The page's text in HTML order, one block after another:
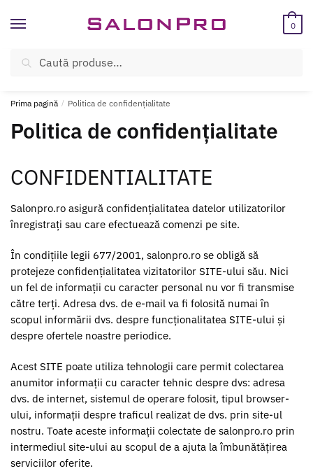
Caută
Caută
0
ÎNREGISTREAZĂ-TE SI BENEFICIEAZĂ DE CADOURI ȘI REDUCERI
Prima pagină / Politica de confidențialitate
Politica de confidențialitate
CONFIDENTIALITATE
Salonpro.ro asigură confidențialitatea datelor utilizatorilor
înregistrați sau care efectuează comenzi pe site.
În condițiile legii 677/2001, salonpro.ro se obligă să
protejeze confidențialitatea vizitatorilor SITE-ului său. Nici
un fel de informații cu caracter personal nu vor fi transmise
către terți. Adresa dvs. de e-mail va fi folosită numai în
scopul informării dvs. despre funcționalitatea SITE-ului și
despre ofertele noastre periodice.
Acest SITE poate utiliza tehnologii care permit colectarea
anumitor informații cu caracter tehnic despre dvs: adresa
dvs. de internet, sistemul de operare folosit, tipul browser-
ului, informații despre traficul realizat de dvs. prin site-ul
nostru. Toate aceste informații colectate de salonpro.ro prin
intermediul site-ului au scopul de a ajuta la îmbunătățirea
serviciilor oferite.